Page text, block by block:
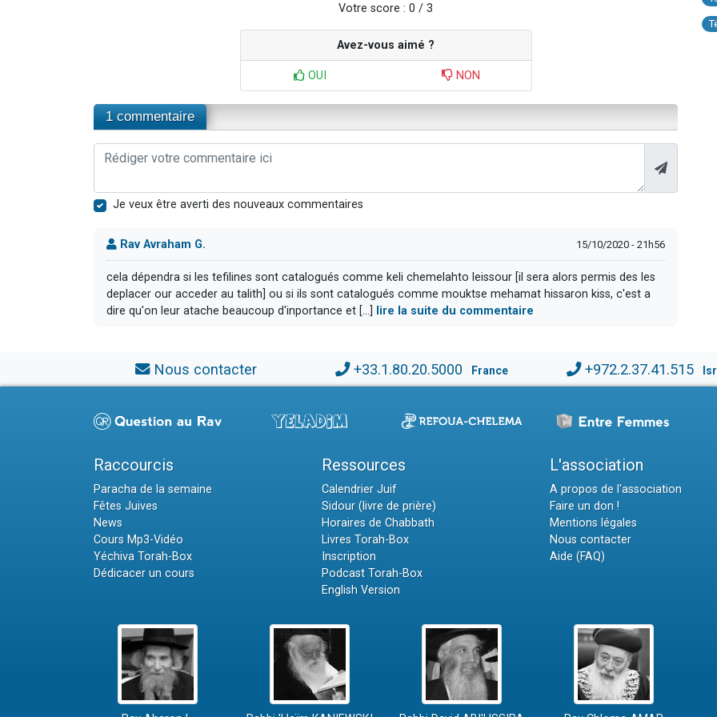
Votre score : 0 / 3
Avez-vous aimé ?
OUI NON
1 commentaire
Je veux être averti des nouveaux commentaires
Rav Avraham G. 15/10/2020 - 21h56
cela dépendra si les tefilines sont catalogués comme keli chemelahto leissour [il sera alors permis des les
deplacer our acceder au talith] ou si ils sont catalogués comme mouktse mehamat hissaron kiss, c'est a
dire qu'on leur atache beaucoup d'inportance et [...]
lire la suite du commentaire
Nous contacter +33.1.80.20.5000 France +972.2.37.41.515
Raccourcis
Paracha de la semaine
Fêtes Juives
News
Cours Mp3-Vidéo
Yéchiva Torah-Box
Dédicacer un cours
Ressources
Calendrier Juif
Sidour (livre de prière)
Horaires de Chabbath
Livres Torah-Box
Inscription
Podcast Torah-Box
English Version
L'association
A propos de l'association
Faire un don !
Mentions légales
Nous contacter
Aide (FAQ)